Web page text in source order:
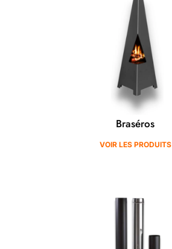
Braséros
VOIR LES PRODUITS